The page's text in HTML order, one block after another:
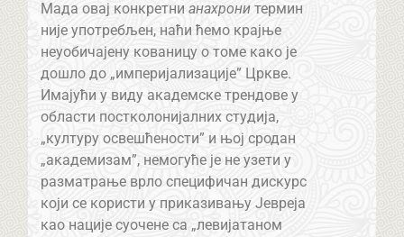
Мада овај конкретни анахронитермин
није употребљен, наћи ћемо крајње
неуобичајену кованицу о томе како је
дошло до „империјализације” Цркве.
Имајући у виду академске трендове у
области постколонијалних студија,
„културу освешћености” и њој сродан
„академизам”, немогуће је не узети у
разматрање врло специфичан дискурс
који се користи у приказивању Јевреја
као нације суочене са „левијатаном